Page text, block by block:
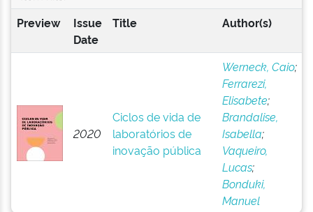
Preview
Issue
Date
Title Author(s)
2020
Ciclos de vida de
laboratórios de
inovação pública
Werneck, Caio;
Ferrarezi,
Elisabete;
Brandalise,
Isabella;
Vaqueiro,
Lucas;
Bonduki,
Manuel